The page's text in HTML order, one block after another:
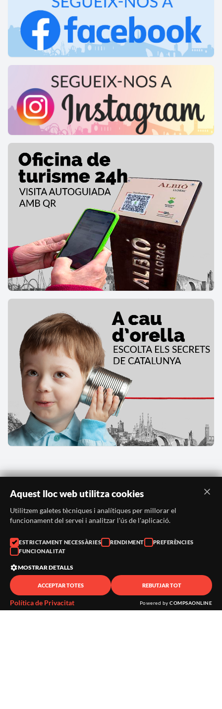
Avís legal·Política de privadesa· Política de cookies·Sitemap·Crèdits
Aquest lloc web utilitza cookies
Utilitzem galetes tècniques i analítiques per millorar el
funcionament del servei i analitzar l'ús de l'aplicació.
ESTRICTAMENT NECESSÀRIES RENDIMENT
PREFERÈNCIES
FUNCIONALITAT
MOSTRAR DETALLS
ACCEPTAR TOTES REBUTJAR TOT
Política de Privacitat Powered by COMPSAONLINE